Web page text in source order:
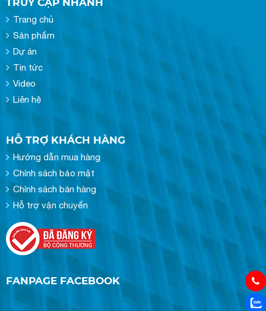
Trang chủ
Sản phẩm
Dự án
Tin tức
Video
Liên hệ
HỖ TRỢ KHÁCH HÀNG
Hướng dẫn mua hàng
Chính sách bảo mật
Chính sách bán hàng
Hỗ trợ vận chuyển
FANPAGE FACEBOOK